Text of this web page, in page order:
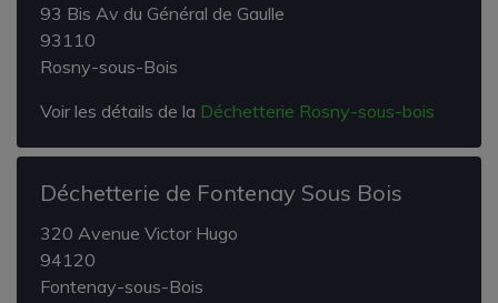
93 Bis Av du Général de Gaulle
93110
Rosny-sous-Bois
Voir les détails de la Déchetterie Rosny-sous-bois
Déchetterie de Fontenay Sous Bois
320 Avenue Victor Hugo
94120
Fontenay-sous-Bois